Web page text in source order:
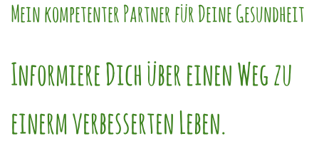
Mein kompetenter Partner für Deine Gesundheit
Informiere Dich über einen Weg zu
einerm verbesserten Leben.